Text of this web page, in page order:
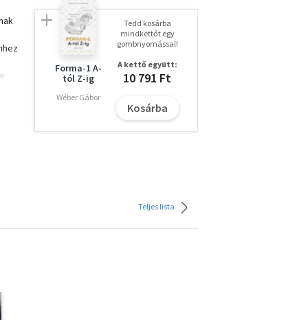
Forma-1 A-
tól Z-ig
Wéber Gábor
Tedd kosárba
mindkettőt egy
gombnyomással!
A kettő együtt:
10 791 Ft
Kosárba
Teljes lista